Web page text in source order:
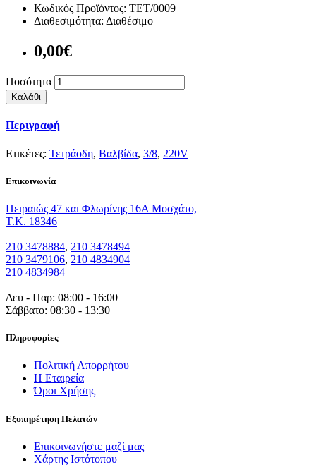
Κωδικός Προϊόντος: ΤΕΤ/0009
Διαθεσιμότητα: Διαθέσιμο
0,00€
Ποσότητα
Καλάθι
Περιγραφή
Ετικέτες: Τετράοδη, Βαλβίδα, 3/8, 220V
Eπικοινωνία
Πειραιώς 47 και Φλωρίνης 16Α Μοσχάτο,
T.K. 18346
210 3478884, 210 3478494
210 3479106, 210 4834904
210 4834984
Δευ - Παρ: 08:00 - 16:00
Σάββατο: 08:30 - 13:30
Πληροφορίες
Πολιτική Απορρήτου
Η Εταιρεία
Όροι Χρήσης
Εξυπηρέτηση Πελατών
Επικοινωνήστε μαζί μας
Χάρτης Ιστότοπου